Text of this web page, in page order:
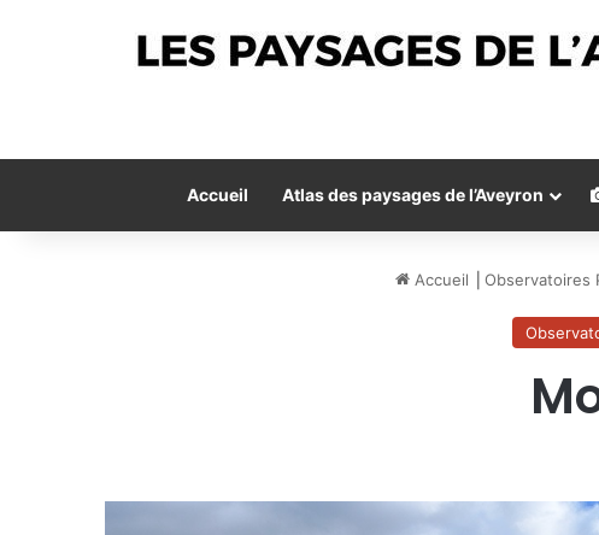
Accueil Atlas des paysages de l’Aveyron
Accueil Observatoires